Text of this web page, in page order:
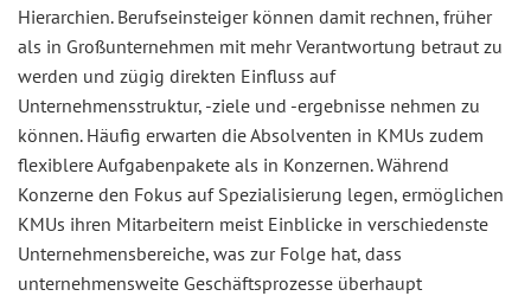
Hierarchien. Berufseinsteiger können damit rechnen, früher
als in Großunternehmen mit mehr Verantwortung betraut zu
werden und zügig direkten Einfluss auf
Unternehmensstruktur, -ziele und -ergebnisse nehmen zu
können. Häufig erwarten die Absolventen in KMUs zudem
flexiblere Aufgabenpakete als in Konzernen. Während
Konzerne den Fokus auf Spezialisierung legen, ermöglichen
KMUs ihren Mitarbeitern meist Einblicke in verschiedenste
Unternehmensbereiche, was zur Folge hat, dass
unternehmensweite Geschäftsprozesse überhaupt